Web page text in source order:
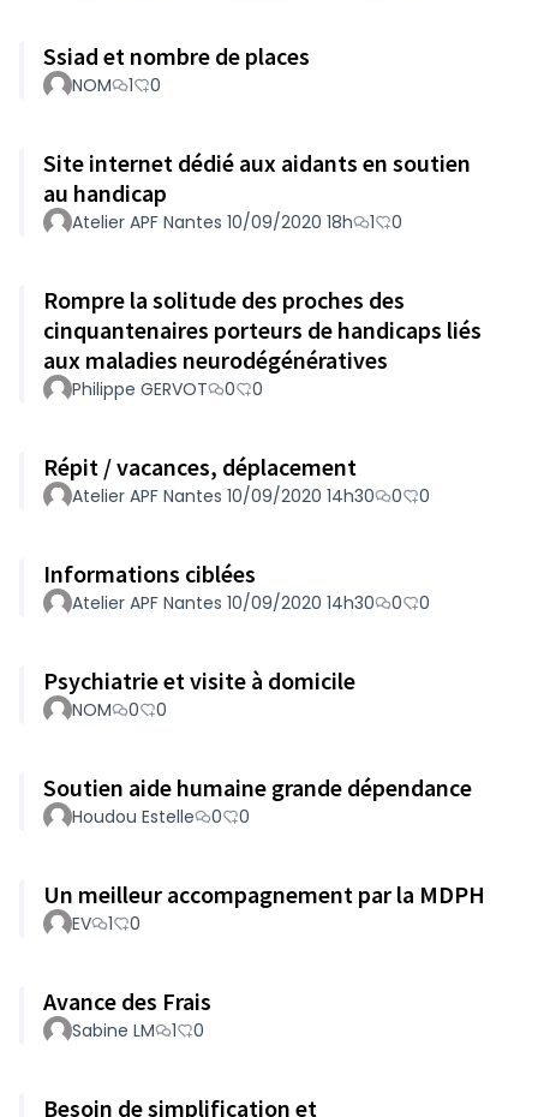
Ssiad et nombre de places
NOM 1 0
Site internet dédié aux aidants en soutien
au handicap
Atelier APF Nantes 10/09/2020 18h 1 0
Rompre la solitude des proches des
cinquantenaires porteurs de handicaps liés
aux maladies neurodégénératives
Philippe GERVOT 0 0
Répit / vacances, déplacement
Atelier APF Nantes 10/09/2020 14h30 0 0
Informations ciblées
Atelier APF Nantes 10/09/2020 14h30 0 0
Psychiatrie et visite à domicile
NOM 0 0
Soutien aide humaine grande dépendance
Houdou Estelle 0 0
Un meilleur accompagnement par la MDPH
EV 1 0
Avance des Frais
Sabine LM 1 0
Besoin de simplification et